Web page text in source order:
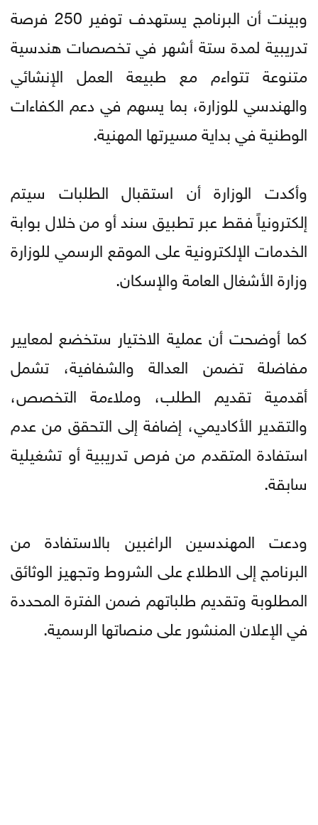
وبينت أن البرنامج يستهدف توفير 250 فرصة
تدريبية لمدة ستة أشهر في تخصصات هندسية
متنوعة تتواءم مع طبيعة العمل الإنشائي
والهندسي للوزارة، بما يسهم في دعم الكفاءات
الوطنية في بداية مسيرتها المهنية.
وأكدت الوزارة أن استقبال الطلبات سيتم
إلكترونياً فقط عبر تطبيق سند أو من خلال بوابة
الخدمات الإلكترونية على الموقع الرسمي للوزارة
وزارة الأشغال العامة والإسكان.
كما أوضحت أن عملية الاختيار ستخضع لمعايير
مفاضلة تضمن العدالة والشفافية، تشمل
أقدمية تقديم الطلب، وملاءمة التخصص،
والتقدير الأكاديمي، إضافة إلى التحقق من عدم
استفادة المتقدم من فرص تدريبية أو تشغيلية
سابقة.
ودعت المهندسين الراغبين بالاستفادة من
البرنامج إلى الاطلاع على الشروط وتجهيز الوثائق
المطلوبة وتقديم طلباتهم ضمن الفترة المحددة
في الإعلان المنشور على منصاتها الرسمية.